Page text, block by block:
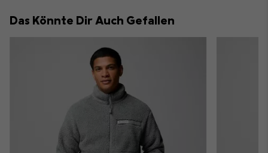
Das Könnte Dir Auch Gefallen